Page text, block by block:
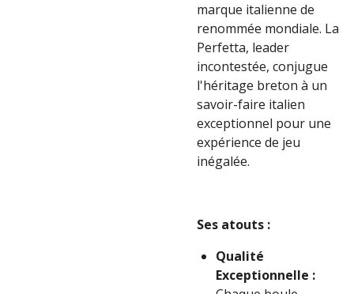
marque italienne de
renommée mondiale. La
Perfetta, leader
incontestée, conjugue
l'héritage breton à un
savoir-faire italien
exceptionnel pour une
expérience de jeu
inégalée.
Ses atouts :
Qualité
Exceptionnelle :